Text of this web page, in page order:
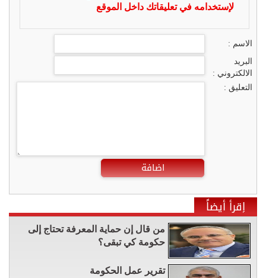
لإستخدامه في تعليقاتك داخل الموقع
الاسم :
البريد
الالكتروني :
التعليق :
اضافة
إقرأ أيضاً
من قال إن حماية المعرفة تحتاج إلى
حكومة كي تبقى؟
تقرير عمل الحكومة